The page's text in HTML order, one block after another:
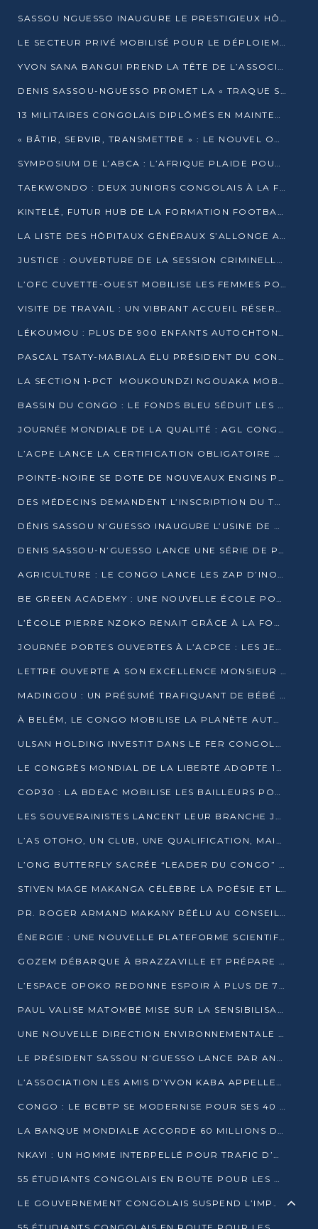
SASSOU NGUESSO INAUGURE LE PRESTIGIEUX HÔTEL KEMPINSKI BRAZZAVILLE
LE SECTEUR PRIVÉ MOBILISÉ POUR LE DÉPLOIEMENT DE 19 MINI-CENTRALES SOLAIRES
YVON SANA BANGUI PREND LA TÊTE DE L’ASSOCIATION DES BANQUES CENTRALES AFRICAINES
DENIS SASSOU-NGUESSO PROMET LA « TRAQUE SANS RELÂCHE » DU GRAND BANDITISME
13 MILITAIRES CONGOLAIS DIPLÔMÉS EN MAINTENANCE INDUSTRIELLE APRÈS TROIS ANS DE FORMATION À L’UNIVERSITÉ MARIEN-NGOUABI
« BÂTIR, SERVIR, TRANSMETTRE » : LE NOUVEL OUVRAGE QUI INTERPELLE LES COLLECTIVITÉS
SYMPOSIUM DE L’ABCA : L’AFRIQUE PLAIDE POUR UN FINANCEMENT CLIMATIQUE ÉQUITABLE
TAEKWONDO : DEUX JUNIORS CONGOLAIS À LA FINALE D’OPEN SYRIES 2025 À ABIDJAN
KINTELÉ, FUTUR HUB DE LA FORMATION FOOTBALLISTIQUE AFRICAINE ?
LA LISTE DES HÔPITAUX GÉNÉRAUX S’ALLONGE AU CONGO
JUSTICE : OUVERTURE DE LA SESSION CRIMINELLE À BRAZZAVILLE AVEC 52 DOSSIERS AU RÔLE
L’OFC CUVETTE-OUEST MOBILISE LES FEMMES POUR ACCUEILLIR LE PRÉSIDENT DE LA RÉPUBLIQUE
VISITE DE TRAVAIL : UN VIBRANT ACCUEIL RÉSERVÉ À DENIS SASSOU-N’GUESSO PAR L’ASSOCIATION « LES AMIS DE WOMO »
LÉKOUMOU : PLUS DE 900 ENFANTS AUTOCHTONES REÇOIVENT DES KITS SCOLAIRES GRÂCE À L’ESPACE OPOKO
PASCAL TSATY-MABIALA ÉLU PRÉSIDENT DU CONSEIL NATIONAL DE L’UPADS
LA SECTION 1-PCT MOUKOUNDZI NGOUAKA MOBILISE 100 000 FCFA POUR LE 6ᵉ CONGRÈS DU PARTI
BASSIN DU CONGO : LE FONDS BLEU SÉDUIT LES BAILLEURS À BELÉM
JOURNÉE MONDIALE DE LA QUALITÉ : AGL CONGO FORME ET SENSIBILISE LES JEUNES TALENTS
L’ACPE LANCE LA CERTIFICATION OBLIGATOIRE DES CONTRATS DE TRAVAIL DES TRANSPORTEURS
POINTE-NOIRE SE DOTE DE NOUVEAUX ENGINS POUR L’ASSAINISSEMENT ET L’ENTRETIEN ROUTIER
DES MÉDECINS DEMANDENT L’INSCRIPTION DU TRAITEMENT DU PIED-BOT DANS LES CURSUS UNIVERSITAIRES
DÉNIS SASSOU N’GUESSO INAUGURE L’USINE DE VALORISATION DU GAZ ASSOCIÉ
DENIS SASSOU-N’GUESSO LANCE UNE SÉRIE DE PROJETS DANS LE KOUILOU
AGRICULTURE : LE CONGO LANCE LES ZAP D’INONI ET YONO
BE GREEN ACADEMY : UNE NOUVELLE ÉCOLE POUR LES MÉTIERS DE L’ÉCOLOGIE À POINTE-NOIRE
L’ÉCOLE PIERRE NZOKO RENAIT GRÂCE À LA FONDATION MUCODEC
JOURNÉE PORTES OUVERTES À L’ACPCE : LES JEUNES EN IMMERSION DANS L’ENTREPRISE
LETTRE OUVERTE A SON EXCELLENCE MONSIEUR DENIS SASSOU NGUESSO, PRESIDENT DE LAREPUBLIQUE DU CONGO
MADINGOU : UN PRÉSUMÉ TRAFIQUANT DE BÉBÉ CHIMPANZÉ FIXÉ SUR SON SORT LE 20 NOVEMBRE
À BELÉM, LE CONGO MOBILISE LA PLANÈTE AUTOUR DU FONDS BLEU POUR LE BASSIN DU CONGO
ULSAN HOLDING INVESTIT DANS LE FER CONGOLAIS
LE CONGRÈS MONDIAL DE LA LIBERTÉ ADOPTE 14 RÉSOLUTIONS HISTORIQUES
COP30 : LA BDEAC MOBILISE LES BAILLEURS POUR LE FONDS BLEU DU BASSIN DU CONGO
LES SOUVERAINISTES LANCENT LEUR BRANCHE JEUNE À BRAZZAVILLE
L’AS OTOHO, UN CLUB, UNE QUALIFICATION, MAIS ENCORE DES DOUTES
L’ONG BUTTERFLY SACRÉE “LEADER DU CONGO” AU PRIX D’EXCELLENCE 2025
STIVEN MAGE MAKANGA CÉLÈBRE LA POÉSIE ET L’HUMAIN AVEC SON RECUEIL “HECTARE”
PR. ROGER ARMAND MAKANY RÉÉLU AU CONSEIL DE L’AUF
ÉNERGIE : UNE NOUVELLE PLATEFORME SCIENTIFIQUE POUR LA TRANSITION ÉNERGÉTIQUE EN AFRIQUE CENTRALE
GOZEM DÉBARQUE À BRAZZAVILLE ET PRÉPARE SON ARRIVÉE À POINTE-NOIRE
L’ESPACE OPOKO REDONNE ESPOIR À PLUS DE 775 ÉLÈVES AUTOCHTONES DANS LE NORD DU CONGO
PAUL VALISE MATOMBÉ MISE SUR LA SENSIBILISATION POUR ÉRAQUER LE GRAND BANDITISME
UNE NOUVELLE DIRECTION ENVIRONNEMENTALE POUR RENFORCER LA GESTION DES DONNÉES AU CONGO
LE PRÉSIDENT SASSOU N’GUESSO LANCE PAR ANTICIPATION LA 39ÈME JOURNÉE NATIONALE DE L’ARBRE
L’ASSOCIATION LES AMIS D’YVON KABA APPELLENT DENIS SASSOU N’GUESSO À SE PORTER CANDIDAT
CONGO : LE BCBTP SE MODERNISE POUR SES 40 ANS D’EXISTENCE
LA BANQUE MONDIALE ACCORDE 60 MILLIONS DE DOLLARS POUR LA RÉSILIENCE URBAINE AU CONGO
NKAYI : UN HOMME INTERPELLÉ POUR TRAFIC D’UN BÉBÉ CHIMPANZÉ
55 ÉTUDIANTS CONGOLAIS EN ROUTE POUR LES UNIVERSITÉS ALGÉRIENNES
LE GOUVERNEMENT CONGOLAIS SUSPEND L’IMPORTATION DES MACHETTES ET DES MOTOS